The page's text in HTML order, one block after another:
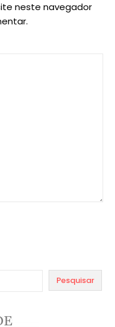
neste navegador
Pesquisar